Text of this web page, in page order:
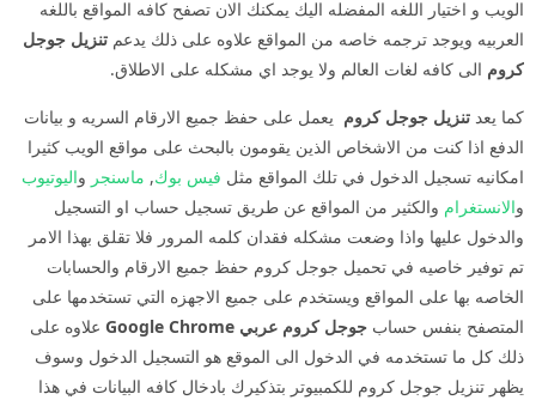
الويب و اختيار اللغه المفضله اليك يمكنك الان تصفح كافه المواقع باللغه
العربيه ويوجد ترجمه خاصه من المواقع علاوه على ذلك يدعم تنزيل جوجل
كروم الى كافه لغات العالم ولا يوجد اي مشكله على الاطلاق.
كما يعد تنزيل جوجل كروم يعمل على حفظ جميع الارقام السريه و بيانات
الدفع اذا كنت من الاشخاص الذين يقومون بالبحث على مواقع الويب كثيرا
امكانيه تسجيل الدخول في تلك المواقع مثل فيس بوك, ماسنجر واليوتيوب
والانستغرام والكثير من المواقع عن طريق تسجيل حساب او التسجيل
والدخول عليها واذا وضعت مشكله فقدان كلمه المرور فلا تقلق بهذا الامر
تم توفير خاصيه في تحميل جوجل كروم حفظ جميع الارقام والحسابات
الخاصه بها على المواقع ويستخدم على جميع الاجهزه التي تستخدمها على
المتصفح بنفس حساب جوجل كروم عربي Google Chrome
علاوه على
ذلك كل ما تستخدمه في الدخول الى الموقع هو التسجيل الدخول وسوف
يظهر تنزيل جوجل كروم للكمبيوتر بتذكيرك بادخال كافه البيانات في هذا